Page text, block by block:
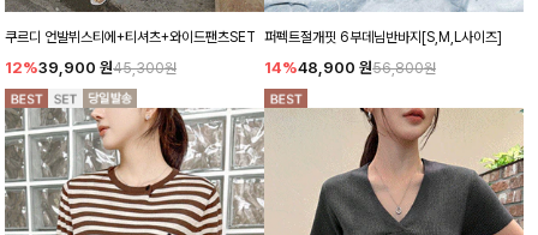
쿠르디 언발뷔스티에+티셔츠+와이드팬츠SET
12%39,900 원45,300원
퍼펙트절개핏 6부데님반바지[S,M,L사이즈]
14%48,900 원56,800원